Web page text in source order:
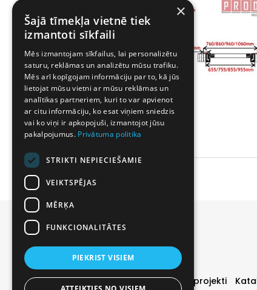
Durvis Īpašie piedāvājumi Realizētie projekti
×
Šajā tīmekļa vietnē tiek
izmantoti sīkfaili
Mēs izmantojam sīkfailus, lai personalizētu
saturu, reklāmas un analizētu mūsu trafiku.
Mēs arī kopīgojam informāciju par to, kā jūs
lietojat mūsu vietni ar mūsu reklāmas un
analītikas partneriem, kuri to var apvienot
ar citu informāciju, ko esat viņiem sniedzis
vai ko viņi ir apkopojuši, izmantojot jūsu
pakalpojumus. Privātuma politika
STRIKTI NEPIECIEŠAMIE
VEIKTSPĒJAS
MĒRĶA
FUNKCIONALITĀTES
PIEKRIST VISIEM